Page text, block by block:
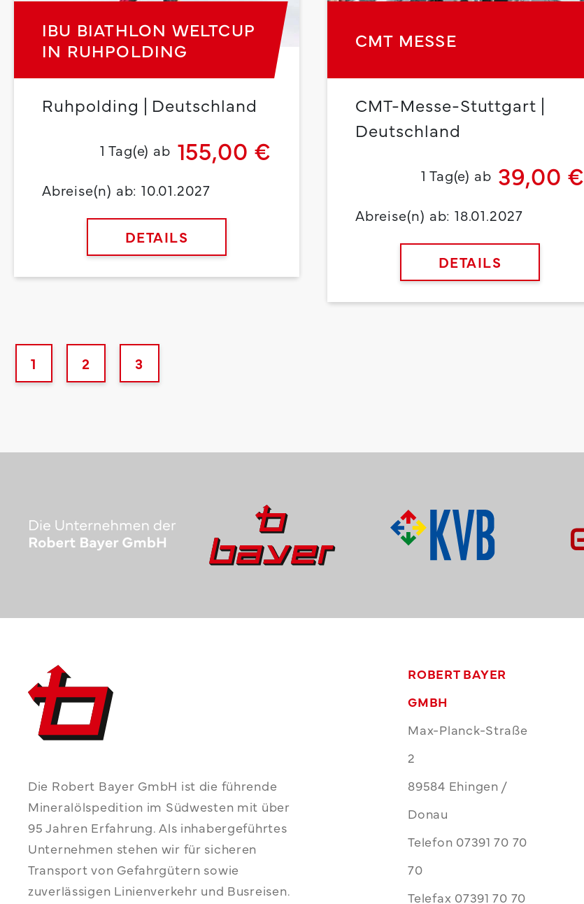
IBU BIATHLON WELTCUP
IN RUHPOLDING
Ruhpolding | Deutschland
1 Tag(e) ab 155,00 €
Abreise(n) ab: 10.01.2027
DETAILS
CMT MESSE
CMT-Messe-Stuttgart |
Deutschland
1 Tag(e) ab 39,00 €
Abreise(n) ab: 18.01.2027
DETAILS
1 2 3
Die Robert Bayer GmbH ist die führende
Mineralölspedition im Südwesten mit über
95 Jahren Erfahrung. Als inhabergeführtes
Unternehmen stehen wir für sicheren
Transport von Gefahrgütern sowie
zuverlässigen Linienverkehr und Busreisen.
ROBERT BAYER
GMBH
Max-Planck-Straße
2
89584 Ehingen /
Donau
Telefon 07391 70 70
70
Telefax 07391 70 70